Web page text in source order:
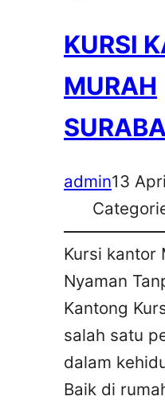
KURSI
MURAH
admin13
Kursi kantor
Nyaman
Kantong
salah satu
dalam
Baik di